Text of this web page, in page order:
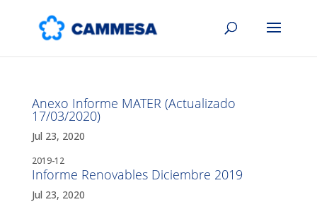
Anexo Informe MATER (Actualizado
17/03/2020)
Jul 23, 2020
2019-12
Informe Renovables Diciembre 2019
Jul 23, 2020